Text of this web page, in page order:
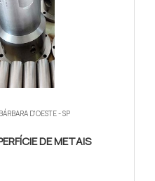
D'OESTE - SP
DE METAIS